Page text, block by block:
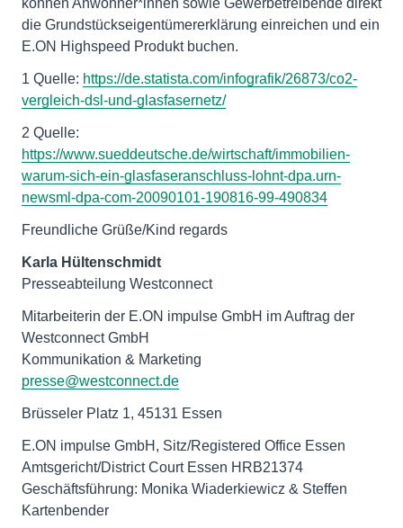
können Anwohner*innen sowie Gewerbetreibende direkt
die Grundstückseigentümererklärung einreichen und ein
E.ON Highspeed Produkt buchen.
1 Quelle: https://de.statista.com/infografik/26873/co2-
vergleich-dsl-und-glasfasernetz/
2 Quelle:
https://www.sueddeutsche.de/wirtschaft/immobilien-
warum-sich-ein-glasfaseranschluss-lohnt-dpa.urn-
newsml-dpa-com-20090101-190816-99-490834
Freundliche Grüße/Kind regards
Karla Hültenschmidt
Presseabteilung Westconnect
Mitarbeiterin der E.ON impulse GmbH im Auftrag der
Westconnect GmbH
Kommunikation & Marketing
presse@westconnect.de
Brüsseler Platz 1, 45131 Essen
E.ON impulse GmbH, Sitz/Registered Office Essen
Amtsgericht/District Court Essen HRB21374
Geschäftsführung: Monika Wiaderkiewicz & Steffen
Kartenbender